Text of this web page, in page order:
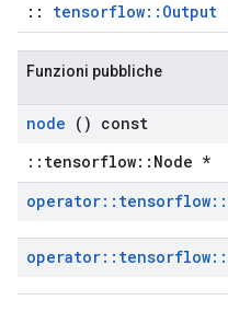
:: tensorflow::Output
Funzioni pubbliche
node () const
::tensorflow::Node *
operator:: tensorflow::
operator:: tensorflow::